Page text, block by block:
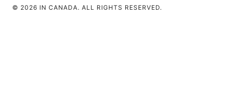
© 2026 IN CANADA. ALL RIGHTS RESERVED.